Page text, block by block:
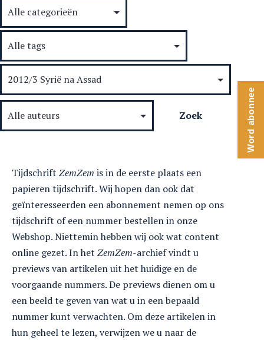
Tijdschrift ZemZem is in de eerste plaats een
papieren tijdschrift. Wij hopen dan ook dat
geïnteresseerden een abonnement nemen op ons
tijdschrift of een nummer bestellen in onze
Webshop. Niettemin hebben wij ook wat content
online gezet. In het ZemZem-archief vindt u
previews van artikelen uit het huidige en de
voorgaande nummers. De previews dienen om u
een beeld te geven van wat u in een bepaald
nummer kunt verwachten. Om deze artikelen in
hun geheel te lezen, verwijzen we u naar de
Word abonnee